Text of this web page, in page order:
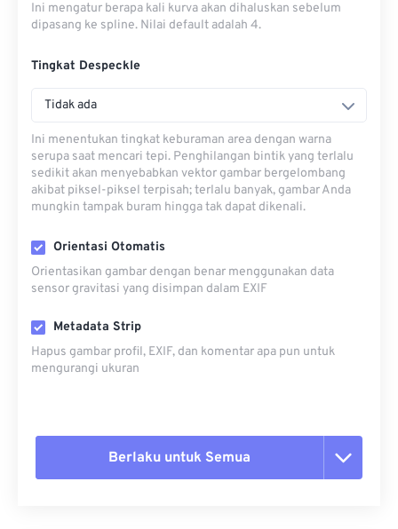
Ini mengatur berapa kali kurva akan dihaluskan sebelum
dipasang ke spline. Nilai default adalah 4.
Tingkat Despeckle
Tidak ada
Ini menentukan tingkat keburaman area dengan warna
serupa saat mencari tepi. Penghilangan bintik yang terlalu
sedikit akan menyebabkan vektor gambar bergelombang
akibat piksel-piksel terpisah; terlalu banyak, gambar Anda
mungkin tampak buram hingga tak dapat dikenali.
Orientasi Otomatis
Orientasikan gambar dengan benar menggunakan data
sensor gravitasi yang disimpan dalam EXIF
Metadata Strip
Hapus gambar profil, EXIF, dan komentar apa pun untuk
mengurangi ukuran
Berlaku untuk Semua